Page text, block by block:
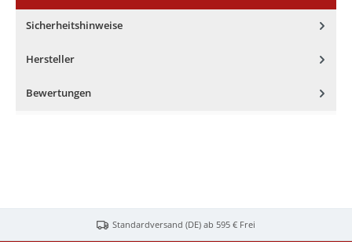
Sicherheitshinweise
Hersteller
Bewertungen
Standardversand (DE) ab 595 € Frei